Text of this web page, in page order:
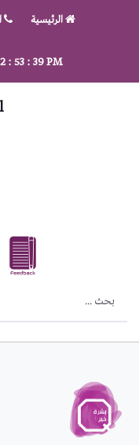
الرئيسية
2: 53: 40PM